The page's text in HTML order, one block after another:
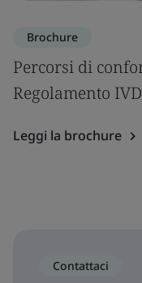
Brochure
Percorsi di
Regolamento
Leggi la brochure
Contattaci